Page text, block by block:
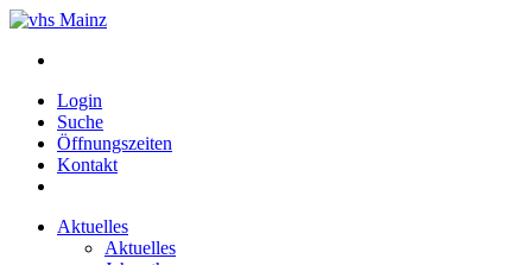
Login
Suche
Öffnungszeiten
Kontakt
Aktuelles
Aktuelles